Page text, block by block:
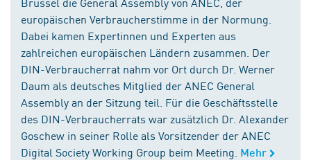
europäischen Verbraucherstimme in der Normung.
Dabei kamen Expertinnen und Experten aus
zahlreichen europäischen Ländern zusammen. Der
DIN-Verbraucherrat nahm vor Ort durch Dr. Werner
Daum als deutsches Mitglied der ANEC General
Assembly an der Sitzung teil. Für die Geschäftsstelle
des DIN-Verbraucherrats war zusätzlich Dr. Alexander
Goschew in seiner Rolle als Vorsitzender der ANEC
Digital Society Working Group beim Meeting. Mehr